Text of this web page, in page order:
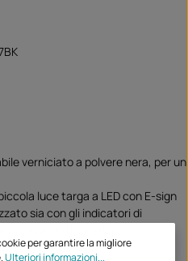
verniciato a polvere nera, per un
luce targa a LED con E-sign
sia con gli indicatori di
aspetto
per garantire la migliore
Ulteriori informazioni...